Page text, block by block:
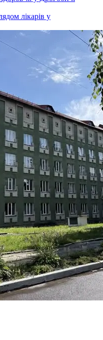
лікарів у